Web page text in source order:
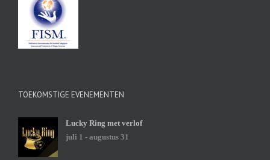
TOEKOMSTIGE EVENEMENTEN
Lucky Ring met verlof
juli 1 - augustus 31